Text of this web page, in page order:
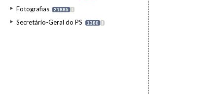
Fotografias 21885 I
Secretário-Geral do PS 1380 I